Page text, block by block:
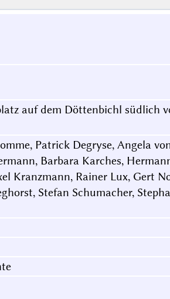
auf dem Döttenbichl südlich
Patrick Degryse, Angela
Barbara Karches,
Kranzmann, Rainer Lux, Gert
Stefan Schumacher,